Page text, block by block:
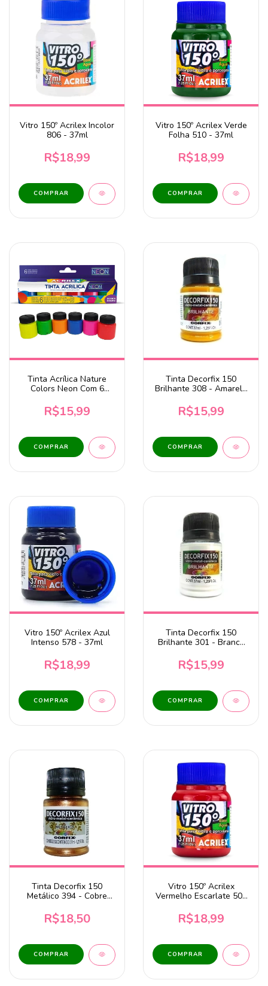
Vitro 150º Acrilex Incolor
806 - 37ml
R$18,99
Vitro 150º Acrilex Verde
Folha 510 - 37ml
R$18,99
Tinta Acrílica Nature
Colors Neon Com 6
R$15,99
Tinta Decorfix 150
Brilhante 308 - Amarelo
R$15,99
Vitro 150º Acrilex Azul
Intenso 578 - 37ml
R$18,99
Tinta Decorfix 150
Brilhante 301 - Branco
R$15,99
Tinta Decorfix 150
Metálico 394 - Cobre
R$18,50
Vitro 150º Acrilex
Vermelho Escarlate 508
R$18,99